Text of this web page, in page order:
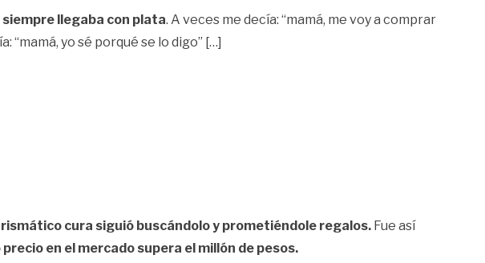
siempre llegaba con plata. A veces me decía: “mamá, me voy a comprar
“mamá, yo sé porqué se lo digo” […]
cura siguió buscándolo y prometiéndole regalos. Fue así
precio en el mercado supera el millón de pesos.